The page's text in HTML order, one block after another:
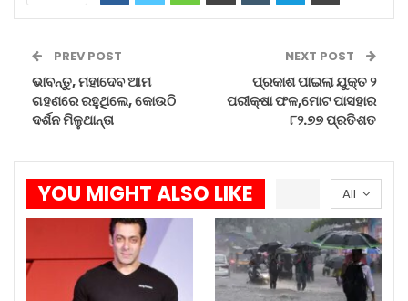
Aug 8, 2026
ପ୍ରବଳ ବର୍ଷା ହେବ ୧୪ ପର୍ଯ୍ୟନ୍ତ
Aug 8, 2026
ଗିଲ୍‌ଙ୍କ ଆତଘା ଭାରତରେ ଚିନ୍ତା…
ଅଗଷ୍ଟ ମାସରେ ସୂର୍ଯ୍ୟପରାଗ ଓ…
Aug 8, 2026
ଏବେ ବହୁ ଦେଶରେ ଅପପୁଷ୍ଟି ହାର ଉଦବେଗଜନକ ଭାବେ
PREV POST
ଭାବନ୍ତୁ, ମହାଦେବ ଆମ
ଗହଣରେ ରହୁଥିଲେ, କୋଉଠି
ଦର୍ଶନ ମିଳୁଥାନ୍ତା
NEXT POST
ପ୍ରକାଶ ପାଇଲା ଯୁକ୍ତ ୨
ପରୀକ୍ଷା ଫଳ,ମୋଟ ପାସହାର
୮୨.୭୭ ପ୍ରତିଶତ
All
YOU MIGHT ALSO LIKE